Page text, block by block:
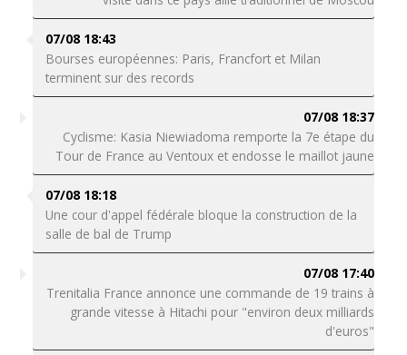
07/08 18:43
Bourses européennes: Paris, Francfort et Milan
terminent sur des records
07/08 18:37
Cyclisme: Kasia Niewiadoma remporte la 7e étape du
Tour de France au Ventoux et endosse le maillot jaune
07/08 18:18
Une cour d'appel fédérale bloque la construction de la
salle de bal de Trump
07/08 17:40
Trenitalia France annonce une commande de 19 trains à
grande vitesse à Hitachi pour "environ deux milliards
d'euros"